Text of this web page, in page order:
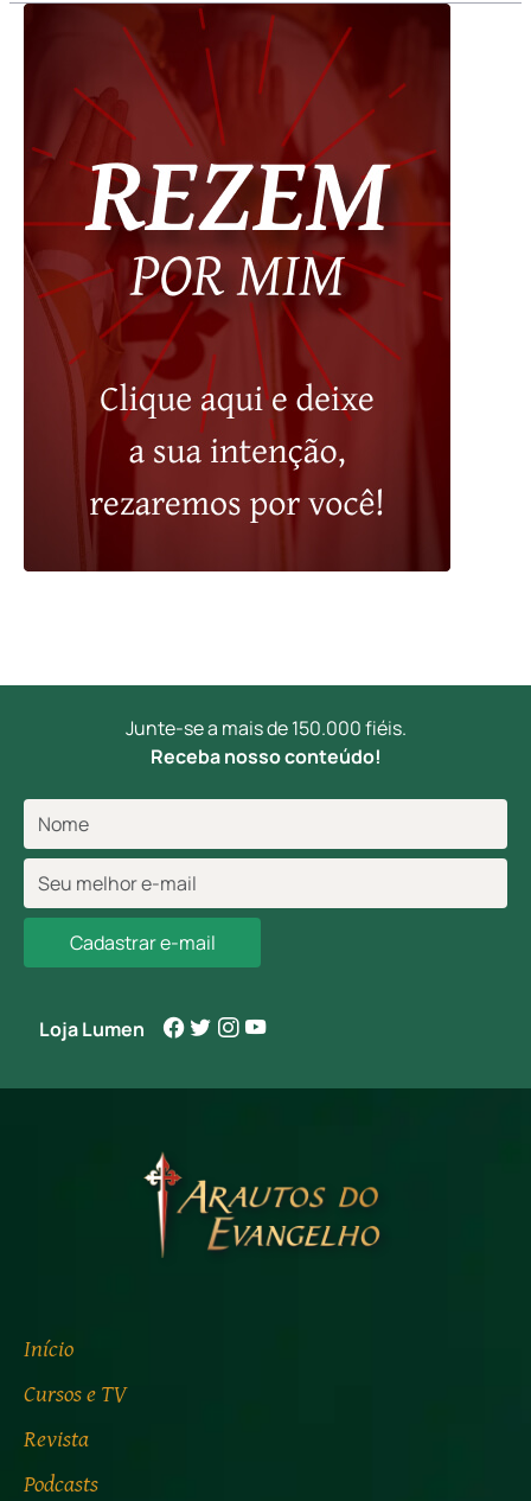
Junte-se a mais de 150.000 fiéis.
Receba nosso conteúdo!
Cadastrar e-mail
Loja Lumen
Início
Cursos e TV
Revista
Podcasts